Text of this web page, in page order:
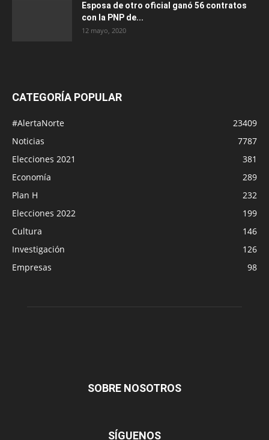
Esposa de otro oficial ganó 56 contratos
con la PNP de...
12 mayo, 2020
CATEGORÍA POPULAR
#AlertaNorte
23409
Noticias
7787
Elecciones 2021
381
Economía
289
Plan H
232
Elecciones 2022
199
Cultura
146
Investigación
126
Empresas
98
SOBRE NOSOTROS
SÍGUENOS